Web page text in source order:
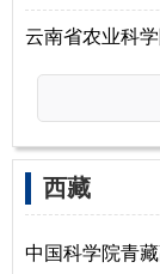
云南省农业科
西藏